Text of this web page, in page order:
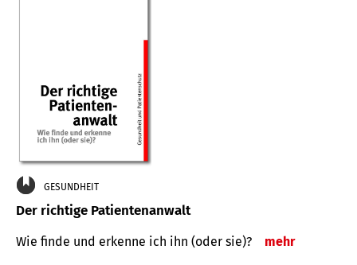
GESUNDHEIT
Der richtige Patientenanwalt
Wie finde und erkenne ich ihn (oder sie)? mehr